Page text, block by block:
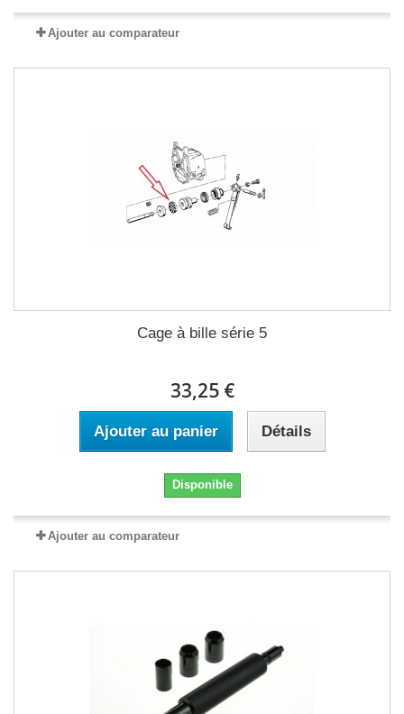
Ajouter au comparateur
Cage à bille série 5
33,25 €
Ajouter au panier Détails
Disponible
Ajouter au comparateur